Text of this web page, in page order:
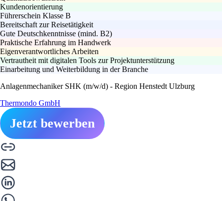
Kundenorientierung
Führerschein Klasse B
Bereitschaft zur Reisetätigkeit
Gute Deutschkenntnisse (mind. B2)
Praktische Erfahrung im Handwerk
Eigenverantwortliches Arbeiten
Vertrautheit mit digitalen Tools zur Projektunterstützung
Einarbeitung und Weiterbildung in der Branche
Anlagenmechaniker SHK (m/w/d) - Region Henstedt Ulzburg
Thermondo GmbH
Jetzt bewerben